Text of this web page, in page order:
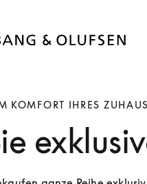
KOMFORT IHRES